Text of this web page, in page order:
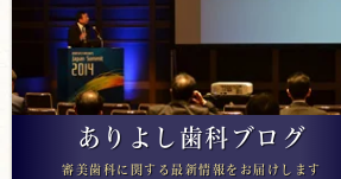
ありよし歯科ブログ
審美歯科に関する最新情報をお届けします